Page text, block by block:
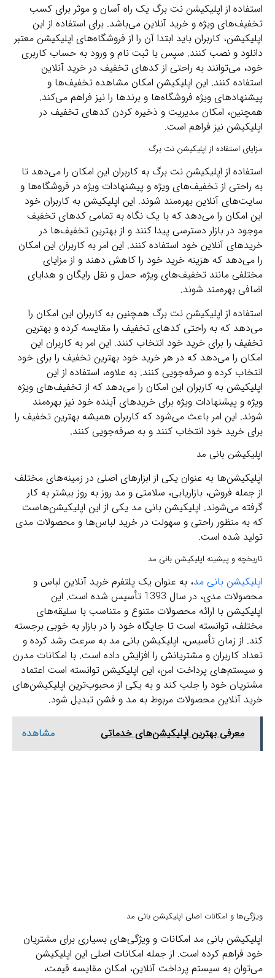
استفاده از اپلیکیشن نت برگ یک راه آسان و موثر برای کسب
تخفیف‌های ویژه و خرید آنلاین می‌باشد. برای استفاده از این
اپلیکیشن، کاربران باید ابتدا آن را از فروشگاه‌های اپلیکیشن معتبر
دانلود و نصب کنند. سپس با ثبت نام و ورود به حساب کاربری
خود، می‌توانند به راحتی از کدهای تخفیف در خرید آنلاین
استفاده کنند. این اپلیکیشن امکان مشاهده تخفیف‌ها و
پیشنهادهای ویژه فروشگاه‌ها و برندها را نیز فراهم می‌کند.
همچنین، امکان مدیریت و ذخیره کردن کدهای تخفیف در
اپلیکیشن نیز فراهم است.
مزایای استفاده از اپلیکیشن نت برگ
استفاده از اپلیکیشن نت برگ به کاربران این امکان را می‌دهد تا
به راحتی از تخفیف‌های ویژه و پیشنهادات ویژه در فروشگاه‌ها و
سایت‌های آنلاین بهره‌مند شوند. این اپلیکیشن به کاربران خود
این امکان را می‌دهد که با یک نگاه به تمامی کدهای تخفیف
موجود در بازار دسترسی پیدا کنند و از بهترین تخفیف‌ها در
خریدهای آنلاین خود استفاده کنند. این امر به کاربران این امکان
را می‌دهد که هزینه خرید خود را کاهش دهند و از مزایای
مختلفی مانند تخفیف‌های ویژه، حمل و نقل رایگان و هدایای
اضافی بهره‌مند شوند.
استفاده از اپلیکیشن نت برگ همچنین به کاربران این امکان را
می‌دهد که به راحتی کدهای تخفیف را مقایسه کرده و بهترین
تخفیف را برای خرید خود انتخاب کنند. این امر به کاربران این
امکان را می‌دهد که در هر خرید خود بهترین تخفیف را برای خود
انتخاب کرده و صرفه‌جویی کنند. به علاوه، استفاده از این
اپلیکیشن به کاربران این امکان را می‌دهد که از تخفیف‌های ویژه
ویژه و پیشنهادات ویژه برای خریدهای آینده خود نیز بهره‌مند
شوند. این امر باعث می‌شود که کاربران همیشه بهترین تخفیف را
برای خرید خود انتخاب کنند و به صرفه‌جویی کنند.
اپلیکیشن بانی مد
اپلیکیشن‌ها به عنوان یکی از ابزارهای اصلی در زمینه‌های مختلف
از جمله فروش، بازاریابی، سلامتی و مد روز به روز بیشتر به کار
گرفته می‌شوند. اپلیکیشن بانی مد یکی از این اپلیکیشن‌هاست
که به منظور راحتی و سهولت در خرید لباس‌ها و محصولات مدی
تولید شده است.
تاریخچه و پیشینه اپلیکیشن بانی مد
اپلیکیشن بانی مد، به عنوان یک پلتفرم خرید آنلاین لباس و
محصولات مدی، در سال 1393 تأسیس شده است. این
اپلیکیشن با ارائه محصولات متنوع و متناسب با سلیقه‌های
مختلف، توانسته است تا جایگاه خود را در بازار به خوبی برجسته
کند. از زمان تأسیس، اپلیکیشن بانی مد به سرعت رشد کرده و
تعداد کاربران و مشتریانش را افزایش داده است. با امکانات مدرن
و سیستم‌های پرداخت امن، این اپلیکیشن توانسته است اعتماد
مشتریان خود را جلب کند و به یکی از محبوب‌ترین اپلیکیشن‌های
خرید آنلاین محصولات مربوط به مد و فشن تبدیل شود.
مشاهده معرفی بهترین اپلیکیشن‌های خدماتی
ویژگی‌ها و امکانات اصلی اپلیکیشن بانی مد
اپلیکیشن بانی مد امکانات و ویژگی‌های بسیاری برای مشتریان
خود فراهم کرده است. از جمله امکانات اصلی این اپلیکیشن
می‌توان به سیستم پرداخت آنلاین، امکان مقایسه قیمت،